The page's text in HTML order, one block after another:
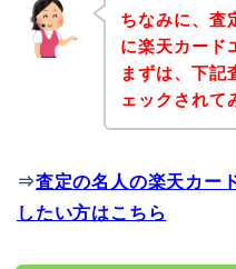
ちなみに、査
に楽天カード
まずは、下記
ェックされて
⇒査定の名人の楽天カー
したい方はこちら